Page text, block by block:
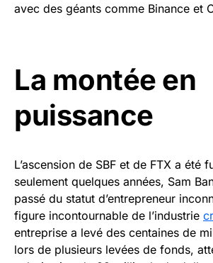
avec des géants comme Binance et
La montée en
puissance
L’ascension de SBF et de FTX a été
seulement quelques années, Sam
passé du statut d’entrepreneur
figure incontournable de l’industrie
entreprise a levé des centaines de
lors de plusieurs levées de fonds,